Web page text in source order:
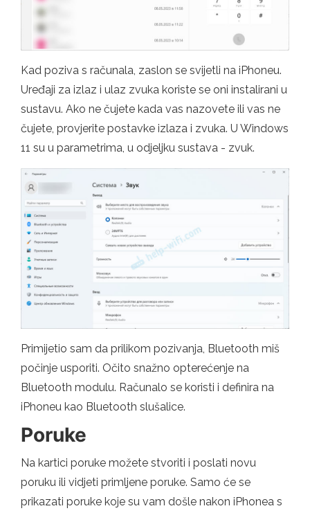
Kad poziva s računala, zaslon se svijetli na iPhoneu.
Uređaji za izlaz i ulaz zvuka koriste se oni instalirani u
sustavu. Ako ne čujete kada vas nazovete ili vas ne
čujete, provjerite postavke izlaza i zvuka. U Windows
11 su u parametrima, u odjeljku sustava - zvuk.
Primijetio sam da prilikom pozivanja, Bluetooth miš
počinje usporiti. Očito snažno opterećenje na
Bluetooth modulu. Računalo se koristi i definira na
iPhoneu kao Bluetooth slušalice.
Poruke
Na kartici poruke možete stvoriti i poslati novu
poruku ili vidjeti primljene poruke. Samo će se
prikazati poruke koje su vam došle nakon iPhonea s